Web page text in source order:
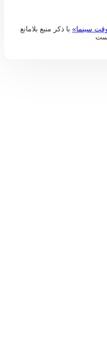
سینما» با ذکر منبع بلامانع